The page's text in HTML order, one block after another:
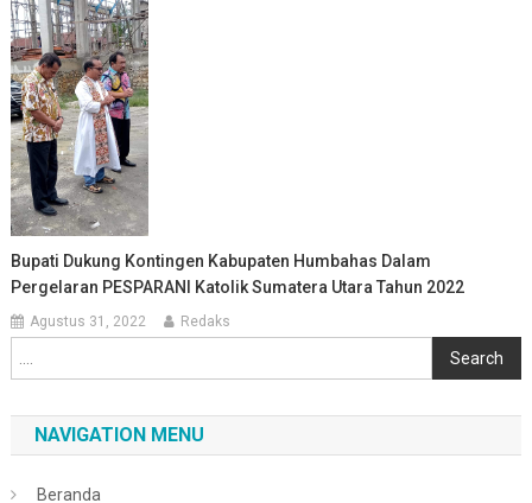
Bupati Dukung Kontingen Kabupaten Humbahas Dalam
Pergelaran PESPARANI Katolik Sumatera Utara Tahun 2022
Agustus 31, 2022 Redaks
Search
NAVIGATION MENU
Beranda